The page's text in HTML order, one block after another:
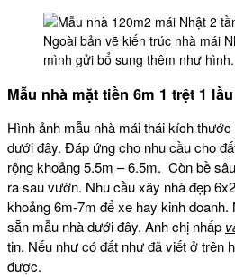
Ngoài bản vẽ kiến trúc nhà mái
mình gửi bổ sung thêm như hình.
Mẫu nhà mặt tiền 6m 1 trệt 1
Hình ảnh mẫu nhà mái thái kích
dưới đây. Đáp ứng cho nhu cầu cho
rộng khoảng 5.5m – 6.5m. Còn bề
ra sau vườn. Nhu cầu xây nhà đẹp
khoảng 6m-7m để xe hay kinh
sẵn mẫu nhà dưới đây. Anh chị nhấp
tin. Nếu như có đất như đã viết ở trên
được.